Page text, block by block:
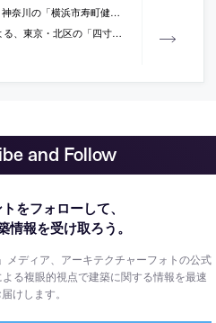
康福祉交流センター／市営住宅」の写真
「四寸角の写真スタジオ」の写真
and Follow
をフォローして、
情報を受け取ろう。
メディア、アーキテクチャーフォトの公式
る複眼的視点で建築に関する情報を最速
けします。